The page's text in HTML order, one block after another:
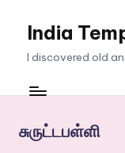
India
I discovered old
சுருட்டபள்ளி